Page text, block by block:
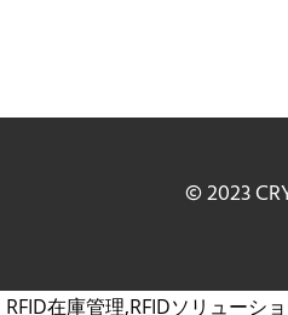
© 2023
RFID在庫管理,RFIDソリューシ